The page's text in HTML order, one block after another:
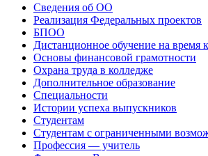
Сведения об ОО
Реализация Федеральных проектов
БПОО
Дистанционное обучение на время
Основы финансовой грамотности
Охрана труда в колледже
Дополнительное образование
Специальности
Истории успеха выпускников
Студентам
Студентам с ограниченными
Профессия — учитель